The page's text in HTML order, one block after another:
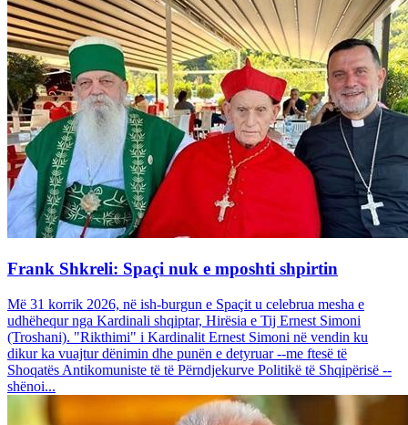
Frank Shkreli: Spaçi nuk e mposhti shpirtin
Më 31 korrik 2026, në ish-burgun e Spaçit u celebrua mesha e
udhëhequr nga Kardinali shqiptar, Hirësia e Tij Ernest Simoni
(Troshani). "Rikthimi" i Kardinalit Ernest Simoni në vendin ku
dikur ka vuajtur dënimin dhe punën e detyruar --me ftesë të
Shoqatës Antikomuniste të të Përndjekurve Politikë të Shqipërisë --
shënoi...